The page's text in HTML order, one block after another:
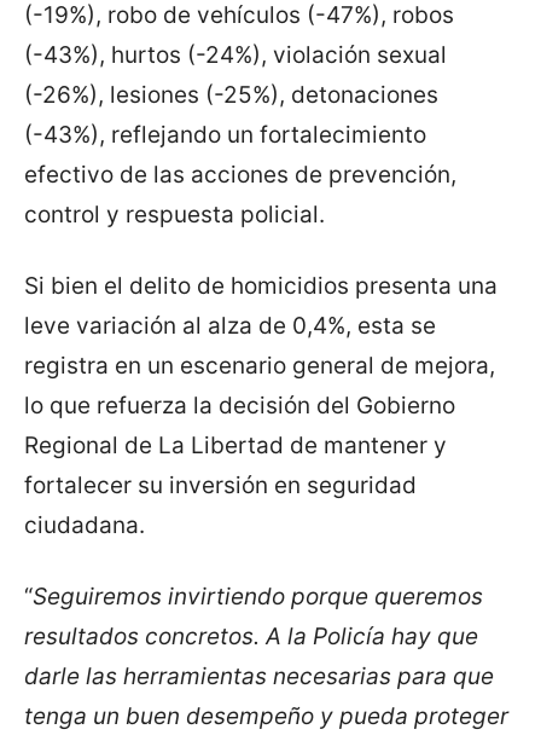
(-19%), robo de vehículos (-47%), robos
(-43%), hurtos (-24%), violación sexual
(-26%), lesiones (-25%), detonaciones
(-43%), reflejando un fortalecimiento
efectivo de las acciones de prevención,
control y respuesta policial.
Si bien el delito de homicidios presenta una
leve variación al alza de 0,4%, esta se
registra en un escenario general de mejora,
lo que refuerza la decisión del Gobierno
Regional de La Libertad de mantener y
fortalecer su inversión en seguridad
ciudadana.
“Seguiremos invirtiendo porque queremos
resultados concretos. A la Policía hay que
darle las herramientas necesarias para que
tenga un buen desempeño y pueda proteger